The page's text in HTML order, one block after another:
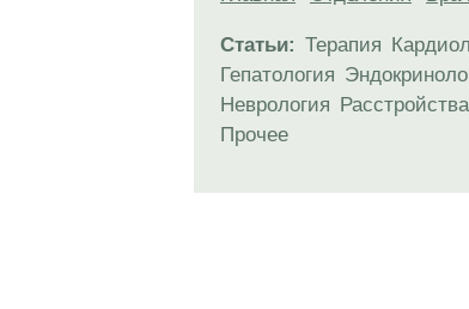
Статьи: Терапия
Гепатология
Неврология
Прочее